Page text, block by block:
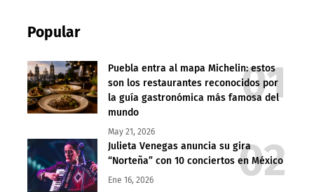
Popular
Puebla entra al mapa Michelin: estos
son los restaurantes reconocidos por
la guía gastronómica más famosa del
mundo
May 21, 2026
Julieta Venegas anuncia su gira
“Norteña” con 10 conciertos en México
Ene 16, 2026